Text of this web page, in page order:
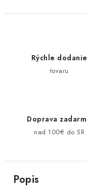
Rýchle dodanie
tovaru
Doprava
nad 100€ do SR
Popis